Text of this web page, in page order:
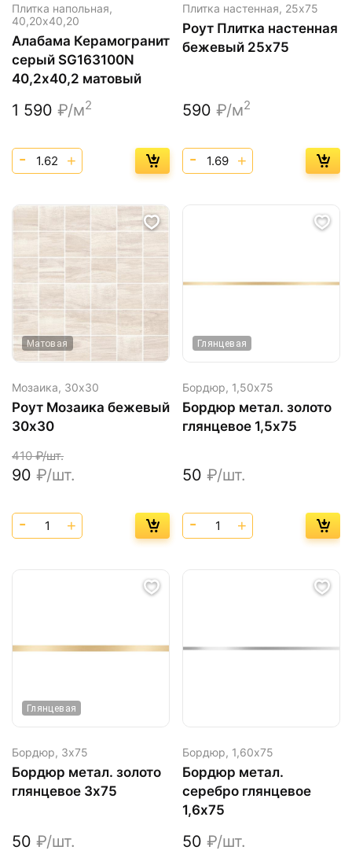
Плитка напольная,
40,20х40,20
Алабама Керамогранит
серый SG163100N
40,2х40,2 матовый
1 590 ₽/м2
Плитка настенная, 25х75
Роут Плитка настенная
бежевый 25х75
590 ₽/м2
Матовая
Мозаика, 30х30
Роут Мозаика бежевый
30х30
410₽/шт.
90 ₽/шт.
Глянцевая
Бордюр, 1,50х75
Бордюр метал. золото
глянцевое 1,5х75
50 ₽/шт.
Глянцевая
Бордюр, 3х75
Бордюр метал. золото
глянцевое 3х75
50 ₽/шт.
Бордюр, 1,60х75
Бордюр метал.
серебро глянцевое
1,6х75
50 ₽/шт.